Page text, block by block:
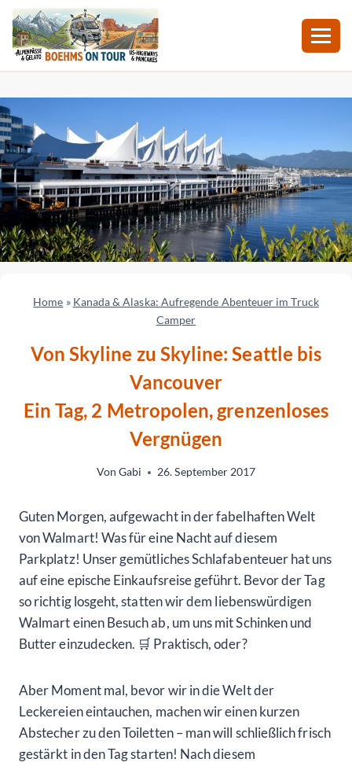
Inhalt
springen
Home » Kanada & Alaska: Aufregende Abenteuer im Truck
Camper
Von Skyline zu Skyline: Seattle bis
Vancouver
Ein Tag, 2 Metropolen, grenzenloses
Vergnügen
Von Gabi 26. September 2017
Guten Morgen, aufgewacht in der fabelhaften Welt
von Walmart! Was für eine Nacht auf diesem
Parkplatz! Unser gemütliches Schlafabenteuer hat uns
auf eine epische Einkaufsreise geführt. Bevor der Tag
so richtig losgeht, statten wir dem liebenswürdigen
Walmart einen Besuch ab, um uns mit Schinken und
Butter einzudecken. 🛒 Praktisch, oder?
Aber Moment mal, bevor wir in die Welt der
Leckereien eintauchen, machen wir einen kurzen
Abstecher zu den Toiletten – man will schließlich frisch
gestärkt in den Tag starten! Nach diesem